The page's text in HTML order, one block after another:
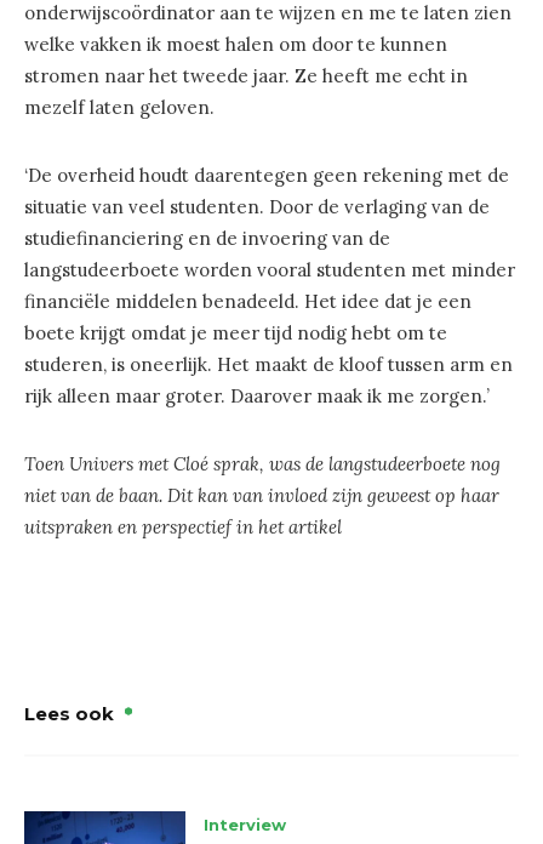
onderwijscoördinator aan te wijzen en me te laten zien
welke vakken ik moest halen om door te kunnen
stromen naar het tweede jaar. Ze heeft me echt in
mezelf laten geloven.
‘De overheid houdt daarentegen geen rekening met de
situatie van veel studenten. Door de verlaging van de
studiefinanciering en de invoering van de
langstudeerboete worden vooral studenten met minder
financiële middelen benadeeld. Het idee dat je een
boete krijgt omdat je meer tijd nodig hebt om te
studeren, is oneerlijk. Het maakt de kloof tussen arm en
rijk alleen maar groter. Daarover maak ik me zorgen.’
Toen Univers met Cloé sprak, was de langstudeerboete nog
niet van de baan. Dit kan van invloed zijn geweest op haar
uitspraken en perspectief in het artikel
Lees ook
Interview